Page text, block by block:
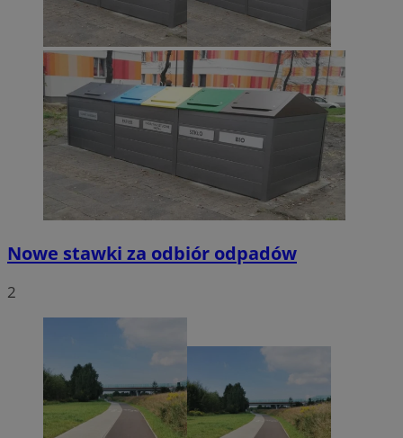
Nowe stawki za odbiór odpadów
2